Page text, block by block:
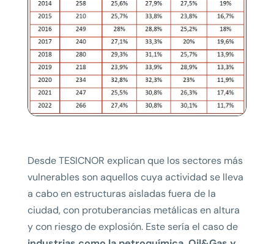
Desde TESICNOR explican que los sectores más
vulnerables son aquellos cuya actividad se lleva
a cabo en estructuras aisladas fuera de la
ciudad, con protuberancias metálicas en altura
y con riesgo de explosión. Este sería el caso de